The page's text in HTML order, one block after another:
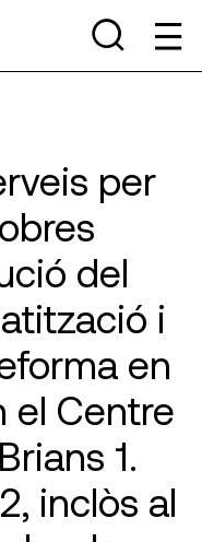
per
del
i
en
el Centre
1.
inclòs al